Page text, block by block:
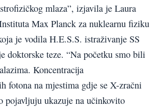
mlaza”, izjavila je Laura
Max Planck za nuklearnu fiziku
je vodila H.E.S.S. istraživanje SS
doktorske teze. “Na početku smo bili
Koncentracija
fotona na mjestima gdje se X-zračni
pojavljuju ukazuje na učinkovito